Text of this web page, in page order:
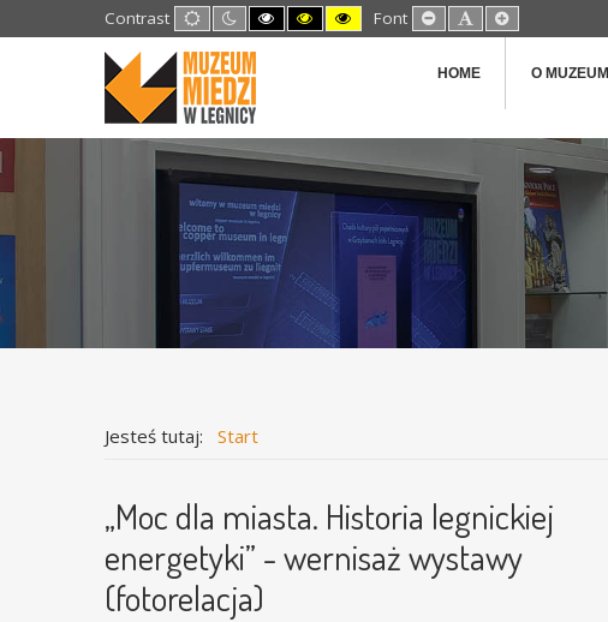
Contrast Default
mode
Night
mode
High
Contrast
High
Contrast
High
Contrast
Font Set
Smaller
Set
Default
Set
Larger
HOME O MUZEUM
Jesteś tutaj: Start
„Moc dla miasta. Historia legnickiej
energetyki” - wernisaż wystawy
(fotorelacja)